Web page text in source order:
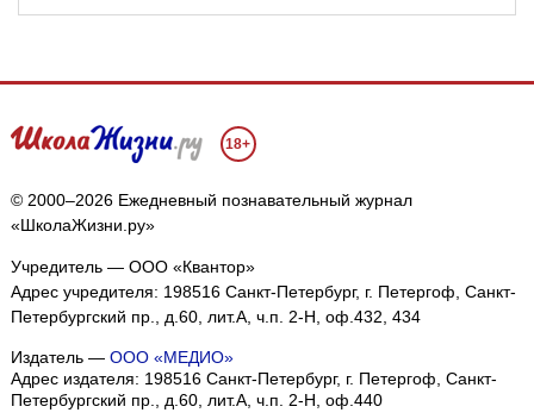
18+
© 2000–2026 Ежедневный познавательный журнал
«ШколаЖизни.ру»
Учредитель — ООО «Квантор»
Адрес учредителя: 198516 Санкт-Петербург, г. Петергоф, Санкт-
Петербургский пр., д.60, лит.А, ч.п. 2-Н, оф.432, 434
Издатель — ООО «МЕДИО»
Адрес издателя: 198516 Санкт-Петербург, г. Петергоф, Санкт-
Петербургский пр., д.60, лит.А, ч.п. 2-Н, оф.440